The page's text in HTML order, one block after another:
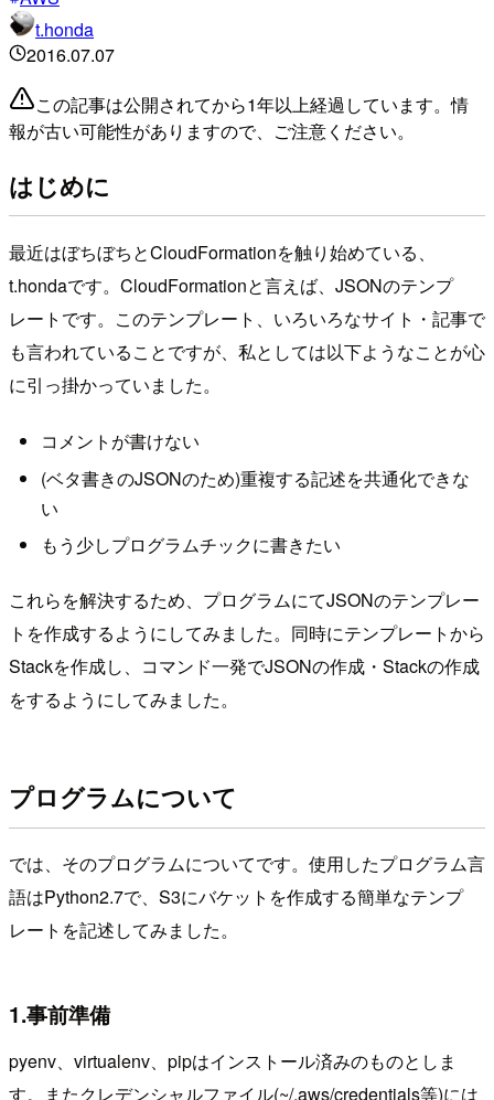
t.honda
2016.07.07
この記事は公開されてから1年以上経過しています。情
報が古い可能性がありますので、ご注意ください。
はじめに
最近はぼちぼちとCloudFormationを触り始めている、
t.hondaです。CloudFormationと言えば、JSONのテンプ
レートです。このテンプレート、いろいろなサイト・記事で
も言われていることですが、私としては以下ようなことが心
に引っ掛かっていました。
コメントが書けない
(ベタ書きのJSONのため)重複する記述を共通化できな
い
もう少しプログラムチックに書きたい
これらを解決するため、プログラムにてJSONのテンプレー
トを作成するようにしてみました。同時にテンプレートから
Stackを作成し、コマンド一発でJSONの作成・Stackの作成
をするようにしてみました。
プログラムについて
では、そのプログラムについてです。使用したプログラム言
語はPython2.7で、S3にバケットを作成する簡単なテンプ
レートを記述してみました。
1.事前準備
pyenv、virtualenv、pipはインストール済みのものとしま
す。またクレデンシャルファイル(~/.aws/credentials等)には